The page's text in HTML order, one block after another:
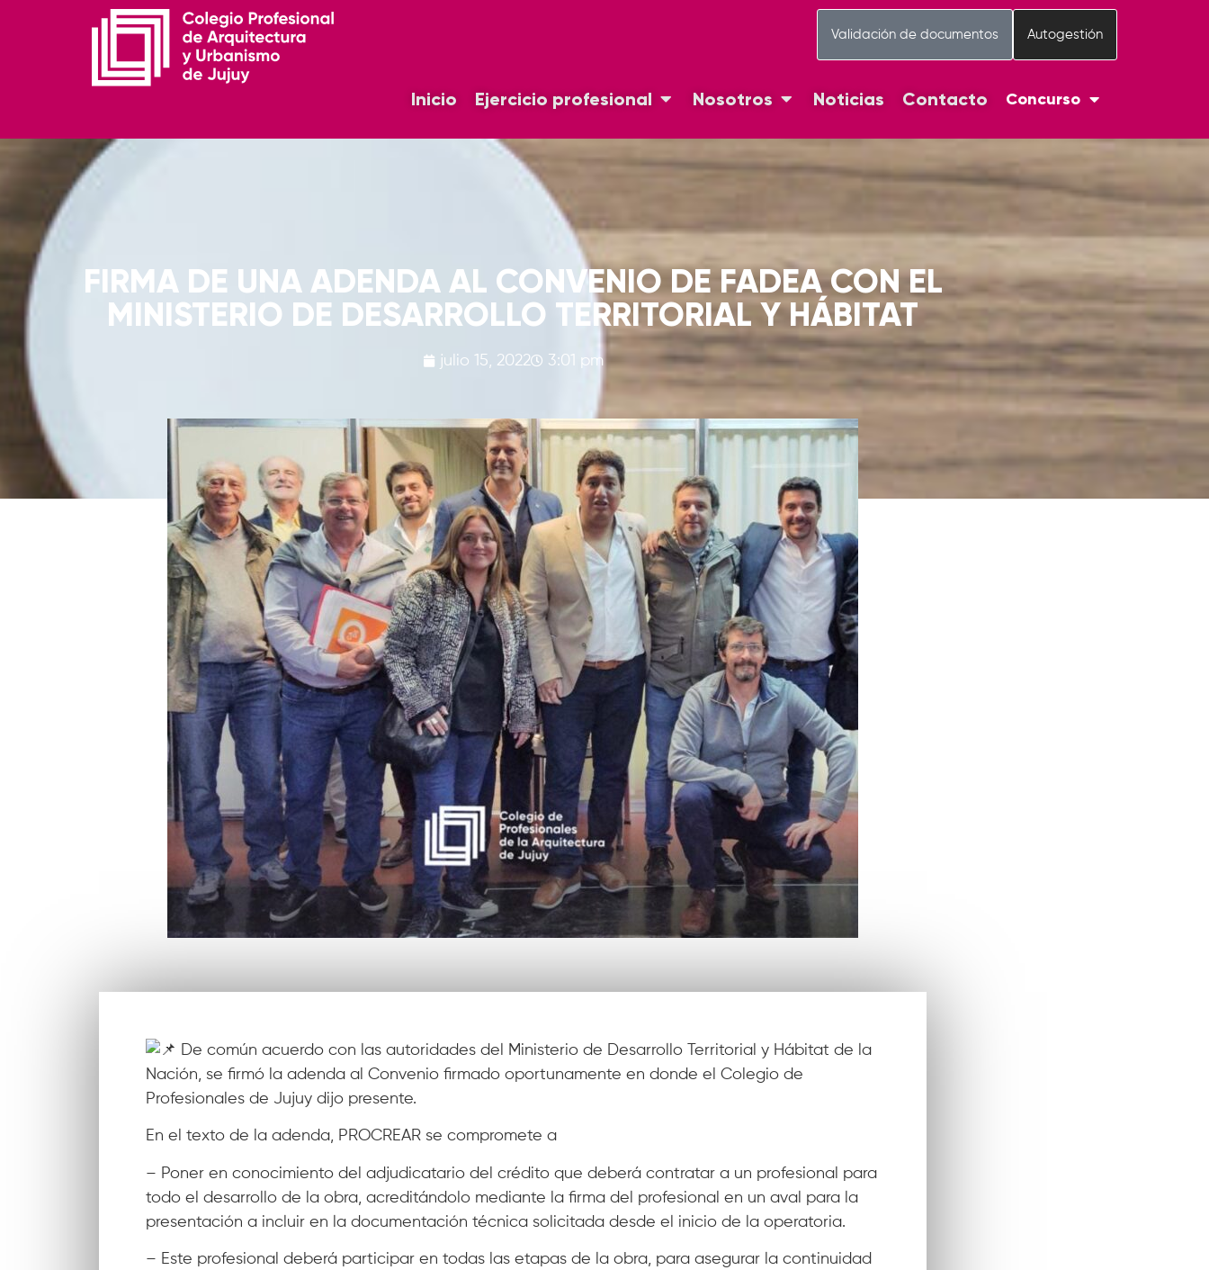
Autogestión
Validación de documentos
Inicio Ejercicio profesional Nosotros Noticias Contacto Concurso
FIRMA DE UNA ADENDA AL CONVENIO DE FADEA CON EL
MINISTERIO DE DESARROLLO TERRITORIAL Y HÁBITAT
julio 15, 2022 3:01 pm
De común acuerdo con las autoridades del Ministerio de Desarrollo Territorial y Hábitat de la
Nación, se firmó la adenda al Convenio firmado oportunamente en donde el Colegio de
Profesionales de Jujuy dijo presente.
En el texto de la adenda, PROCREAR se compromete a
– Poner en conocimiento del adjudicatario del crédito que deberá contratar a un profesional para
todo el desarrollo de la obra, acreditándolo mediante la firma del profesional en un aval para la
presentación a incluir en la documentación técnica solicitada desde el inicio de la operatoria.
– Este profesional deberá participar en todas las etapas de la obra, para asegurar la continuidad